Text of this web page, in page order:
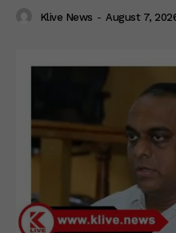
Klive News - August 7,